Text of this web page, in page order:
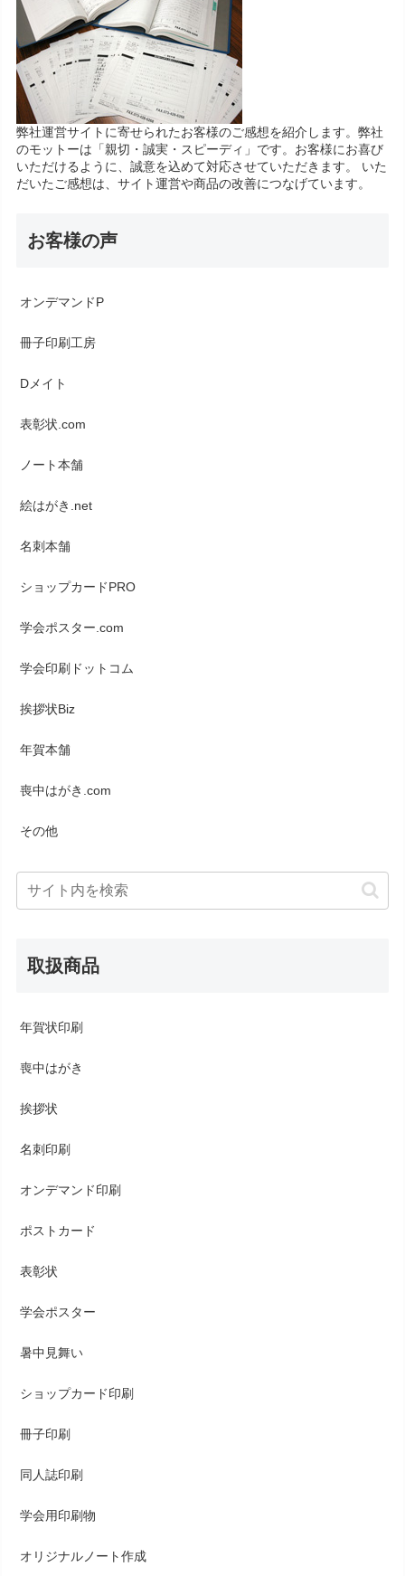
弊社運営サイトに寄せられたお客様のご感想を紹介します。弊社
のモットーは「親切・誠実・スピーディ」です。お客様にお喜び
いただけるように、誠意を込めて対応させていただきます。 いた
だいたご感想は、サイト運営や商品の改善につなげています。
お客様の声
オンデマンドP
冊子印刷工房
Dメイト
表彰状.com
ノート本舗
絵はがき.net
名刺本舗
ショップカードPRO
学会ポスター.com
学会印刷ドットコム
挨拶状Biz
年賀本舗
喪中はがき.com
その他
取扱商品
年賀状印刷
喪中はがき
挨拶状
名刺印刷
オンデマンド印刷
ポストカード
表彰状
学会ポスター
暑中見舞い
ショップカード印刷
冊子印刷
同人誌印刷
学会用印刷物
オリジナルノート作成